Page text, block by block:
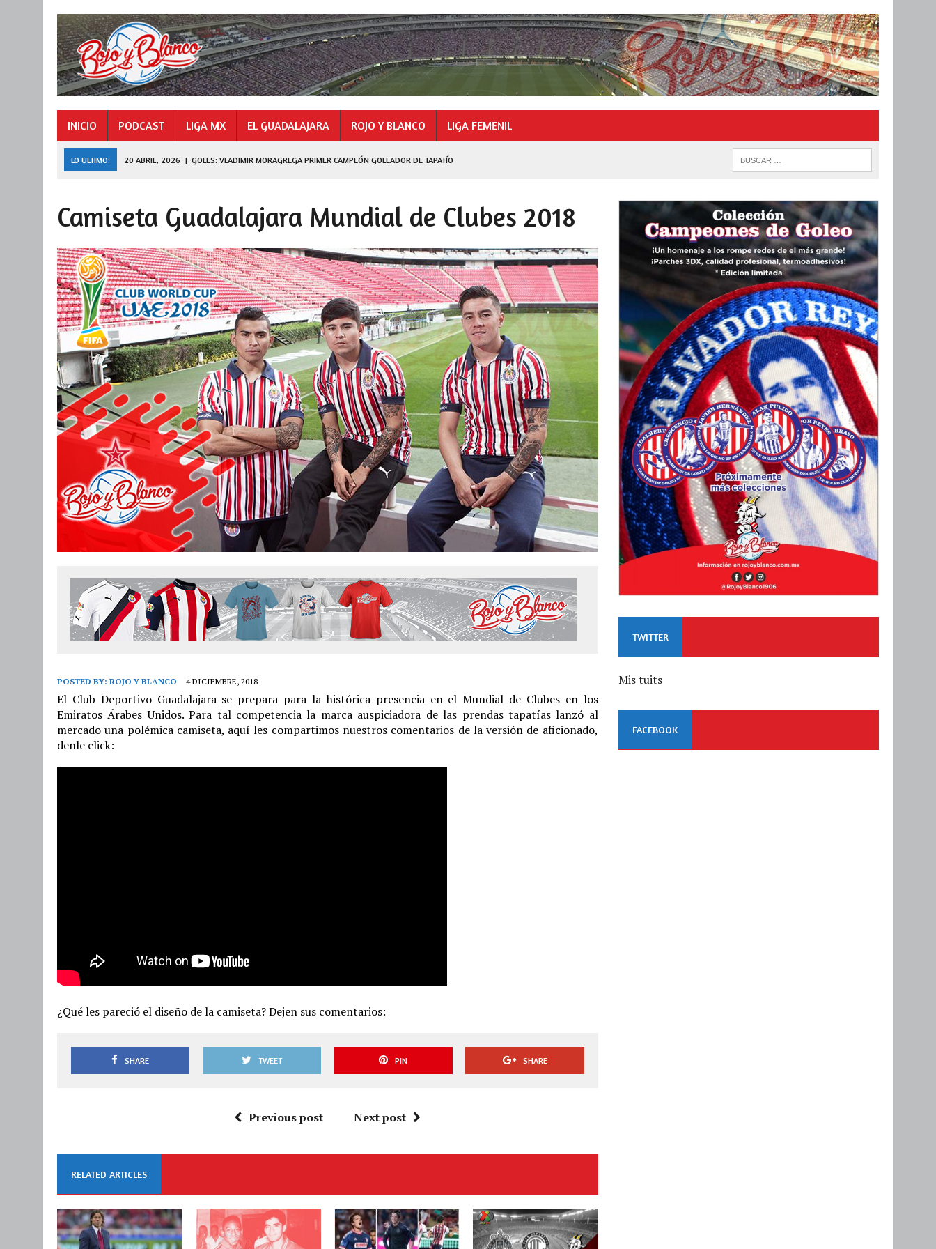
INICIO PODCAST LIGA MX EL GUADALAJARA ROJO Y BLANCO LIGA FEMENIL
LO ULTIMO: 20 ABRIL, 2026 | GOLES: VLADIMIR MORAGREGA PRIMER CAMPEÓN GOLEADOR DE TAPATÍO
27 JULIO, 2026 DE FERRAN A LEAGUES CUP
Camiseta Guadalajara Mundial de Clubes 2018
POSTED BY: ROJO Y BLANCO 4 DICIEMBRE, 2018
El Club Deportivo Guadalajara se prepara para la histórica presencia en el Mundial de Clubes en los
Emiratos Árabes Unidos. Para tal competencia la marca auspiciadora de las prendas tapatías lanzó al
mercado una polémica camiseta, aquí les compartimos nuestros comentarios de la versión de aficionado,
denle click:
¿Qué les pareció el diseño de la camiseta? Dejen sus comentarios:
SHARE TWEET PIN SHARE
Previous post Next post
RELATED ARTICLES
TWITTER
Mis tuits
FACEBOOK